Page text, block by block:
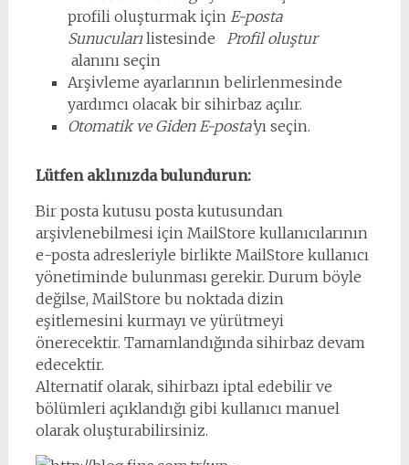
profili oluşturmak için E-posta
Sunucularılistesinde Profil oluştur
alanını seçin
Arşivleme ayarlarının belirlenmesinde
yardımcı olacak bir sihirbaz açılır.
Otomatik ve Giden E-posta’yı seçin.
Lütfen aklınızda bulundurun:
Bir posta kutusu posta kutusundan
arşivlenebilmesi için MailStore kullanıcılarının
e-posta adresleriyle birlikte MailStore kullanıcı
yönetiminde bulunması gerekir. Durum böyle
değilse, MailStore bu noktada dizin
eşitlemesini kurmayı ve yürütmeyi
önerecektir. Tamamlandığında sihirbaz devam
edecektir.
Alternatif olarak, sihirbazı iptal edebilir ve
bölümleri açıklandığı gibi kullanıcı manuel
olarak oluşturabilirsiniz.